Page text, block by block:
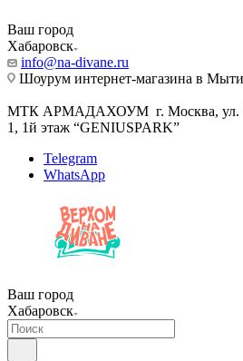
Ваш город
Хабаровск
info@na-divane.ru
Шоурум интернет-магазина в
МТК АРМАДАХОУМ г. Москва, ул.
1, 1й этаж “GENIUSPARK”
Telegram
WhatsApp
Ваш город
Хабаровск